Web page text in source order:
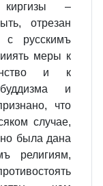
киргизы –
отрезан
с русскимъ
меры к
и к
и
что
случае,
была дана
религиям,